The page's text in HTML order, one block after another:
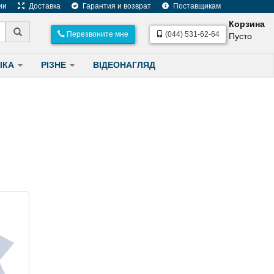
Доставка Гарантия и возврат Поставщикам
Перезвоните мне (044) 531-62-64
Корзина
Пусто
РІЗНЕ ВІДЕОНАГЛЯД